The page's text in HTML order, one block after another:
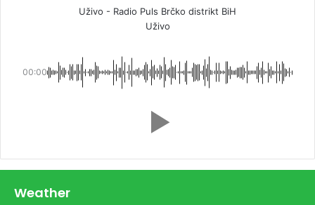
Uživo - Radio Puls Brčko distrikt BiH
Uživo
00:00
Weather